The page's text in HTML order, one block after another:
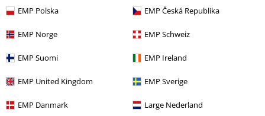
EMP Polska EMP Česká Republika
EMP Norge EMP Schweiz
EMP Suomi EMP Ireland
EMP United Kingdom EMP Sverige
EMP Danmark Large Nederland
€ 43,99
Vegantom 3 Eyelet Schoenen
Brandit
Veterschoenen
€ 29,99
Sleeveless Checked Shirt
Shirt met korte mouwen